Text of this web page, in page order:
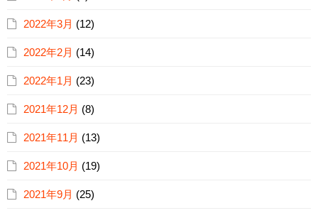
2022年3月 (12)
2022年2月 (14)
2022年1月 (23)
2021年12月 (8)
2021年11月 (13)
2021年10月 (19)
2021年9月 (25)